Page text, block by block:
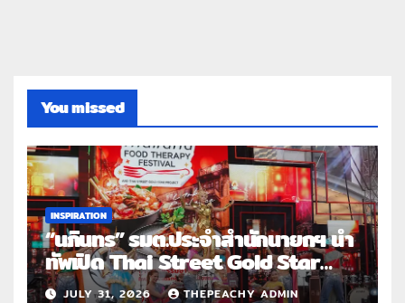
You missed
INSPIRATION
“นภินทร” รมต.ประจำสำนักนายกฯ นำ
ทัพเปิด Thai Street Gold Star
Roadshow 3 จังหวัดต้นแบบ
JULY 31, 2026 THEPEACHY ADMIN